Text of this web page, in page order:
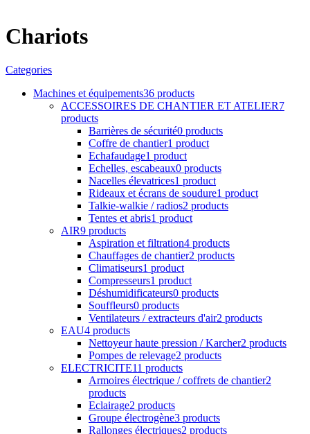
Chariots
Categories
Machines et équipements36 products
ACCESSOIRES DE CHANTIER ET ATELIER7
products
Barrières de sécurité0 products
Coffre de chantier1 product
Echafaudage1 product
Echelles, escabeaux0 products
Nacelles élevatrices1 product
Rideaux et écrans de soudure1 product
Talkie-walkie / radios2 products
Tentes et abris1 product
AIR9 products
Aspiration et filtration4 products
Chauffages de chantier2 products
Climatiseurs1 product
Compresseurs1 product
Déshumidificateurs0 products
Souffleurs0 products
Ventilateurs / extracteurs d'air2 products
EAU4 products
Nettoyeur haute pression / Karcher2 products
Pompes de relevage2 products
ELECTRICITE11 products
Armoires électrique / coffrets de chantier2
products
Eclairage2 products
Groupe électrogène3 products
Rallonges électriques2 products